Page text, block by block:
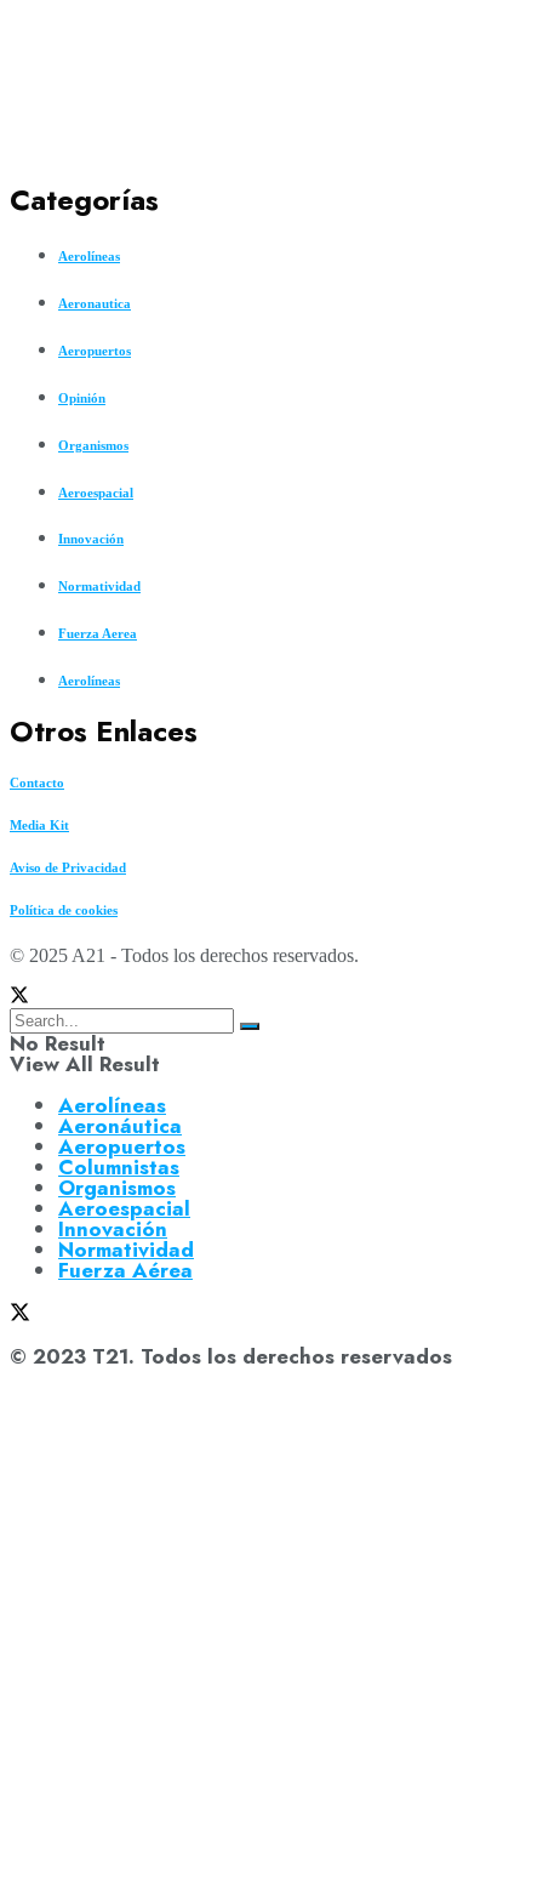
Categorías
Aerolíneas
Aeronautica
Aeropuertos
Opinión
Organismos
Aeroespacial
Innovación
Normatividad
Fuerza Aerea
Aerolíneas
Otros Enlaces
Contacto
Media Kit
Aviso de Privacidad
Política de cookies
© 2025 A21 - Todos los derechos reservados.
No Result
View All Result
Aerolíneas
Aeronáutica
Aeropuertos
Columnistas
Organismos
Aeroespacial
Innovación
Normatividad
Fuerza Aérea
© 2023 T21. Todos los derechos reservados